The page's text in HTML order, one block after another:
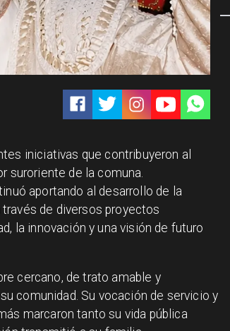
iniciativas que contribuyeron al
suroriente de la comuna.
aportando al desarrollo de la
través de diversos proyectos
la innovación y una visión de futuro
cercano, de trato amable y
comunidad. Su vocación de servicio y
marcaron tanto su vida pública